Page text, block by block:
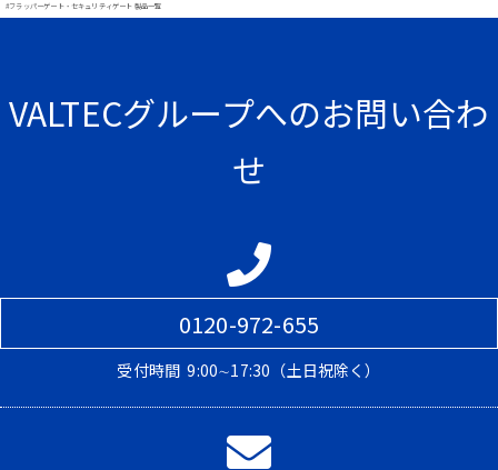
#フラッパーゲート・セキュリティゲート 製品一覧
VALTECグループへのお問い合わ
せ
0120-972-655
受付時間 9:00∼17:30（土日祝除く）